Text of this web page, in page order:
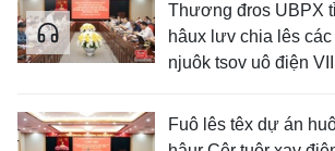
Thương đros UBPX
hâux lưv chia lês
njuôk tsov uô điện VIII
Fuô lês têx dự án